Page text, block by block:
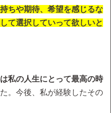
ちや期待、希望を感じるな
て選択していって欲しいと
私の人生にとって最高の時
。今後、私が経験したその